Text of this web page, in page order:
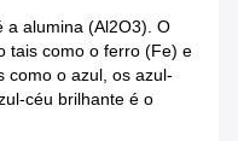
a alumina (Al2O3). O
tais como o ferro (Fe) e
como o azul, os azul-
céu brilhante é o